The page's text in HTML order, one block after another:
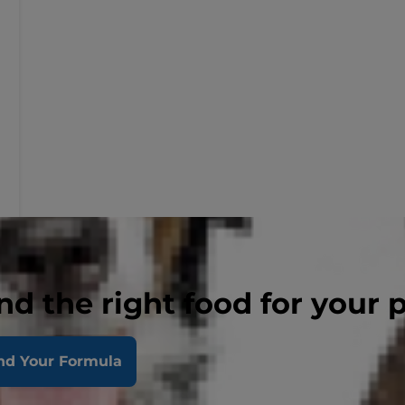
the right food for your
Your Formula